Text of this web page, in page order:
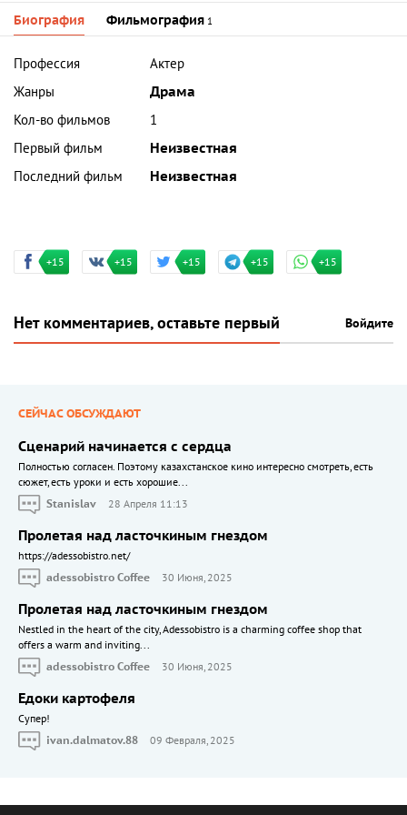
Биография Фильмография 1
Профессия
Актер
Жанры
Драма
Кол-во фильмов
1
Первый фильм
Неизвестная
Последний фильм
Неизвестная
+15 +15 +15 +15 +15
Нет комментариев, оставьте первый Войдите
СЕЙЧАС ОБСУЖДАЮТ
Сценарий начинается с сердца
Полностью согласен. Поэтому казахстанское кино интересно смотреть, есть
сюжет, есть уроки и есть хорошие...
Stanislav
28 Апреля 11:13
Пролетая над ласточкиным гнездом
https://adessobistro.net/
adessobistro Coffee
30 Июня, 2025
Пролетая над ласточкиным гнездом
Nestled in the heart of the city, Adessobistro is a charming coffee shop that
offers a warm and inviting...
adessobistro Coffee
30 Июня, 2025
Едоки картофеля
Cупер!
ivan.dalmatov.88
09 Февраля, 2025